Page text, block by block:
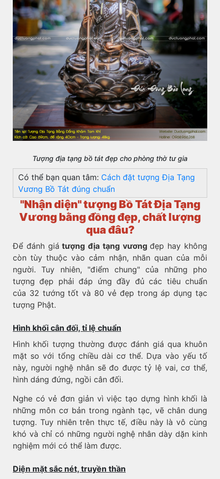
Tượng địa tạng bồ tát đẹp cho phòng thờ tư gia
Có thể bạn quan tâm: Cách đặt tượng Địa Tạng
Vương Bồ Tát đúng chuẩn
"Nhận diện" tượng Bồ Tát Địa Tạng
Vương bằng đồng đẹp, chất lượng
qua đâu?
Để đánh giá tượng địa tạng vươngđẹp hay không
còn tùy thuộc vào cảm nhận, nhãn quan của mỗi
người. Tuy nhiên, "điểm chung" của những pho
tượng đẹp phải đáp ứng đầy đủ các tiêu chuẩn
của 32 tướng tốt và 80 vẻ đẹp trong áp dụng tạc
tượng Phật.
Hình khối cân đối, tỉ lệ chuẩn
Hình khối tượng thường được đánh giá qua khuôn
mặt so với tổng chiều dài cơ thể. Dựa vào yếu tố
này, người nghệ nhân sẽ đo được tỷ lệ vai, cơ thể,
hình dáng đứng, ngồi cân đối.
Nghe có vẻ đơn giản vì việc tạo dựng hình khối là
những môn cơ bản trong ngành tạc, vẽ chân dung
tượng. Tuy nhiên trên thực tế, điều này là vô cùng
khó và chỉ có những người nghệ nhân dày dặn kinh
nghiệm mới có thể làm được.
Diện mặt sắc nét, truyền thần